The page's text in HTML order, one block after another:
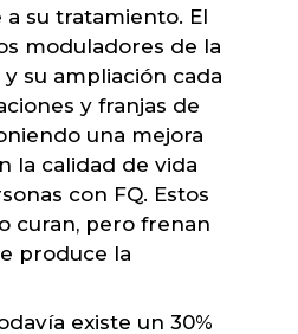
su tratamiento. El
moduladores de la
y su ampliación cada
y franjas de
una mejora
la calidad de vida
con FQ. Estos
curan, pero frenan
produce la
existe un 30%